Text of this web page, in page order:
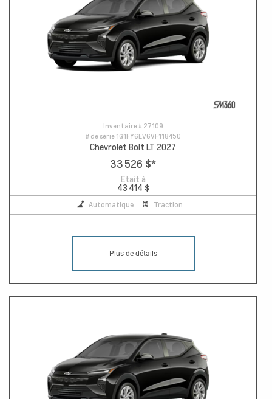
Inventaire # 27109
# de série 1G1FY6EV6VF118450
Chevrolet Bolt LT 2027
33 526 $*
Etait à
43 414 $
Automatique Traction
Plus de détails